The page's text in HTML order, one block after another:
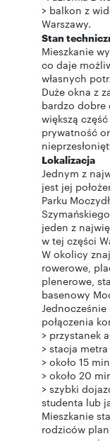
> balkon z
Warszawy.
Stan
Mieszkanie
co daje
własnych
Duże okna z
bardzo dobre
większą
prywatność
Lokalizacja
Jednym z
jest jej
Parku
jeden z
w tej części
W okolicy
rowerowe,
plenerowe,
basenowy
połączenia
> przystanek
> stacja
> około 15
> około 20
> szybki
studenta lub
Mieszkanie
rodziców